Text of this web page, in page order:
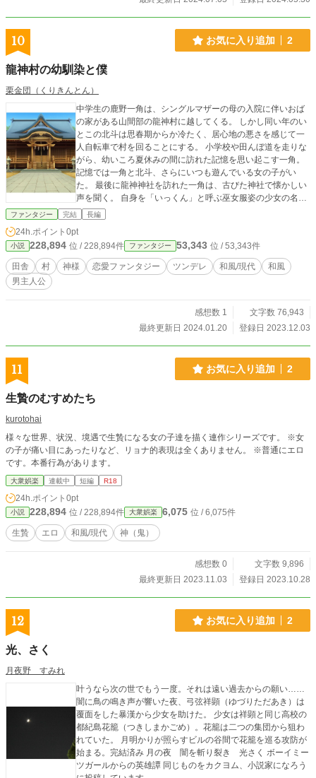
10 お気に入り追加 2
龍神村の幼馴染と僕
栗金団（くりきんとん）
中学生の鹿野一角は、シングルマザーの母の入院に伴いおば
の家がある山間部の龍神村に越してくる。 しかし同い年のい
とこの北斗は思春期からか冷たく、居心地の悪さを感じて一
人自転車で村を回ることにする。 小学校や田んぼ道を走りな
がら、幼いころ夏休みの間に訪れた記憶を思い起こす一角。
記憶では一角と北斗、さらにいつも遊んでいる女の子がい
た。 最後に龍神神社を訪れた一角は、古びた神社で懐かしい
声を聞く。 自身を「いっくん」と呼ぶ巫女服姿の少女の名は
タツミ。彼女はかつての遊び相手であり、当時と同じ姿形で
思い出に浸りながら、昔と変わらず接するタツミと子供のよ
うに遊ぶ一角。 しかしその夜、いとこからある質問をされ
る。 「ねぇ一角、神域に行ってないよね？」 その一言から、
一角は龍神村とタツミの違和感に触れることとなる。
ファンタジー 完結 長編
24h.ポイント 0pt
小説 228,894 位 / 228,894件 ファンタジー 53,343 位 / 53,343件
田舎 村 神様 恋愛ファンタジー ツンデレ 和風/現代
和風
男主人公
感想数 1
文字数 76,943
最終更新日 2024.01.20
登録日 2023.12.03
11 お気に入り追加 2
生贄のむすめたち
kurotohai
様々な世界、状況、境遇で生贄になる女の子達を描く連作シリーズです。 ※女
の子が痛い目にあったりなど、リョナ的表現は全くありません。 ※普通にエロ
です。本番行為があります。
大衆娯楽 連載中 短編 R18
24h.ポイント 0pt
小説 228,894 位 / 228,894件 大衆娯楽 6,075 位 / 6,075件
生贄 エロ 和風/現代 神（鬼）
感想数 0
文字数 9,896
最終更新日 2023.11.03
登録日 2023.10.28
12 お気に入り追加 2
光、さく
月夜野 すみれ
叶うなら次の世でもう一度。それは遠い過去からの願い……
闇に鳥の鳴き声が響いた夜、弓弦祥顕（ゆづりただあき）は
覆面をした暴漢から少女を助けた。 少女は祥顕と同じ高校の
都紀島花籠（つきしまかごめ）。花籠は二つの集団から狙わ
れていた。 月明かりが照らすビルの谷間で花籠を巡る攻防が
始まる。完結済み 月の夜 闇を斬り裂き 光さく ボーイミー
ツガールからの英雄譚 同じものをカクヨム、小説家になろう